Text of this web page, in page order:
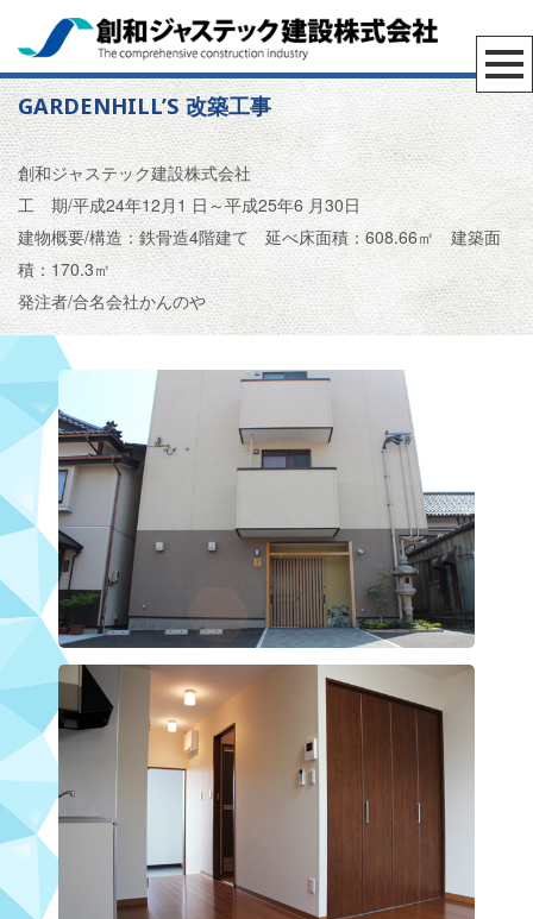
GARDENHILL’S 改築工事
創和ジャステック建設株式会社
工 期/平成24年12月1 日～平成25年6 月30日
建物概要/構造：鉄骨造4階建て 延べ床面積：608.66㎡ 建築面
積：170.3㎡
発注者/合名会社かんのや